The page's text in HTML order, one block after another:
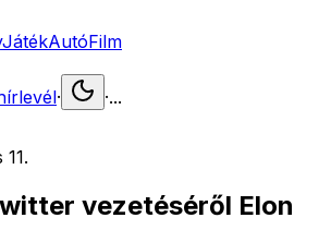
JátékAutóFilm
· ·...
vezetéséről Elon